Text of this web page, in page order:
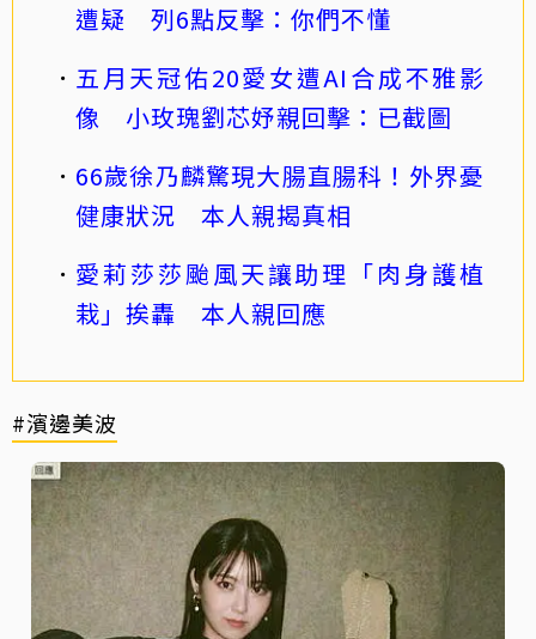
遭疑 列6點反擊：你們不懂
五月天冠佑20愛女遭AI合成不雅影
像 小玫瑰劉芯妤親回擊：已截圖
66歲徐乃麟驚現大腸直腸科！外界憂
健康狀況 本人親揭真相
愛莉莎莎颱風天讓助理「肉身護植
栽」挨轟 本人親回應
#濱邊美波